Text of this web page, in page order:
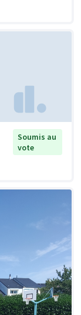
Soumis au
vote